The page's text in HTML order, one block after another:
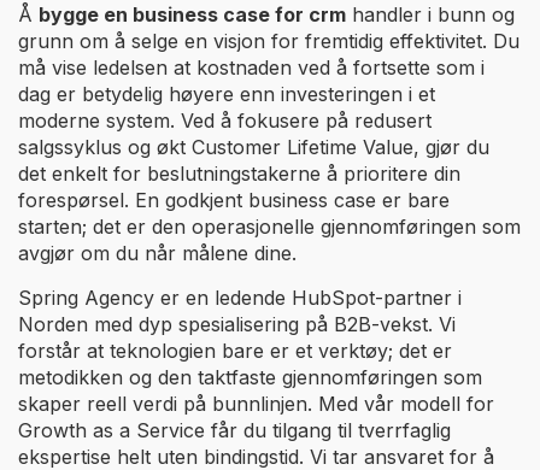
Å bygge en business case for crm handler i bunn og
grunn om å selge en visjon for fremtidig effektivitet. Du
må vise ledelsen at kostnaden ved å fortsette som i
dag er betydelig høyere enn investeringen i et
moderne system. Ved å fokusere på redusert
salgssyklus og økt Customer Lifetime Value, gjør du
det enkelt for beslutningstakerne å prioritere din
forespørsel. En godkjent business case er bare
starten; det er den operasjonelle gjennomføringen som
avgjør om du når målene dine.
Spring Agency er en ledende HubSpot-partner i
Norden med dyp spesialisering på B2B-vekst. Vi
forstår at teknologien bare er et verktøy; det er
metodikken og den taktfaste gjennomføringen som
skaper reell verdi på bunnlinjen. Med vår modell for
Growth as a Service får du tilgang til tverrfaglig
ekspertise helt uten bindingstid. Vi tar ansvaret for å